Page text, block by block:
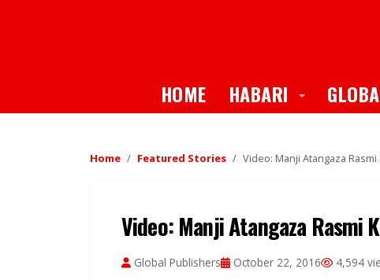
HOME HABARI Toggle
Home Featured Stories Video: Manji Atangaza
Video: Manji Atangaza Rasmi
Global Publishers October 22, 2016 4,594